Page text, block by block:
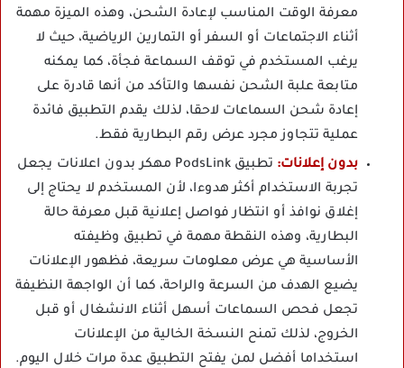
معرفة الوقت المناسب لإعادة الشحن، وهذه الميزة مهمة
أثناء الاجتماعات أو السفر أو التمارين الرياضية، حيث لا
يرغب المستخدم في توقف السماعة فجأة، كما يمكنه
متابعة علبة الشحن نفسها والتأكد من أنها قادرة على
إعادة شحن السماعات لاحقا، لذلك يقدم التطبيق فائدة
عملية تتجاوز مجرد عرض رقم البطارية فقط.
بدون إعلانات:
تطبيق PodsLink مهكر بدون اعلانات يجعل
تجربة الاستخدام أكثر هدوءا، لأن المستخدم لا يحتاج إلى
إغلاق نوافذ أو انتظار فواصل إعلانية قبل معرفة حالة
البطارية، وهذه النقطة مهمة في تطبيق وظيفته
الأساسية هي عرض معلومات سريعة، فظهور الإعلانات
يضيع الهدف من السرعة والراحة، كما أن الواجهة النظيفة
تجعل فحص السماعات أسهل أثناء الانشغال أو قبل
الخروج، لذلك تمنح النسخة الخالية من الإعلانات
استخداما أفضل لمن يفتح التطبيق عدة مرات خلال اليوم.